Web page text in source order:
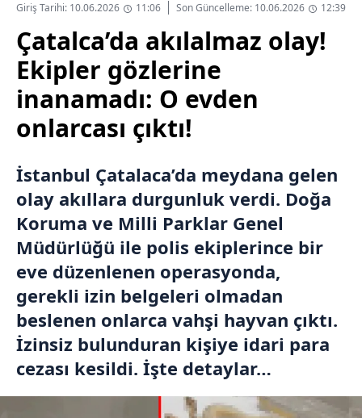
Giriş Tarihi: 10.06.2026
11:06 Son Güncelleme: 10.06.2026 12:39
Çatalca’da akılalmaz olay!
Ekipler gözlerine
inanamadı: O evden
onlarcası çıktı!
İstanbul Çatalaca’da meydana gelen
olay akıllara durgunluk verdi. Doğa
Koruma ve Milli Parklar Genel
Müdürlüğü ile polis ekiplerince bir
eve düzenlenen operasyonda,
gerekli izin belgeleri olmadan
beslenen onlarca vahşi hayvan çıktı.
İzinsiz bulunduran kişiye idari para
cezası kesildi. İşte detaylar…